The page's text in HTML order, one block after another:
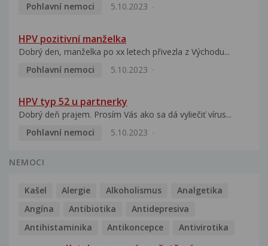
Pohlavní nemoci
5.10.2023
HPV pozitivní manželka
Dobrý den, manželka po xx letech přivezla z Východu...
Pohlavní nemoci
5.10.2023
HPV typ 52 u partnerky
Dobrý deň prajem. Prosím Vás ako sa dá vyliečiť vírus...
Pohlavní nemoci
5.10.2023
NEMOCI
Kašel Alergie Alkoholismus
Analgetika
Angína
Antibiotika
Antidepresiva
Antihistaminika
Antikoncepce Antivirotika